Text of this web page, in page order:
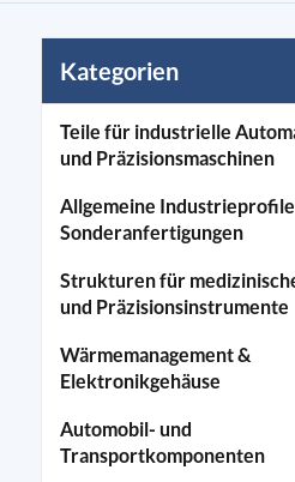
Kategorien
Teile für industrielle
und Präzisionsmaschinen
Allgemeine
Sonderanfertigungen
Strukturen für
und Präzisionsinstrumente
Wärmemanagement &
Elektronikgehäuse
Automobil- und
Transportkomponenten